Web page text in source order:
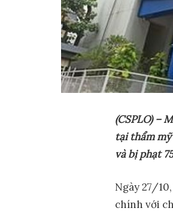
(CSPLO) –
tại thẩm
và bị phạt
Ngày 27/
chính với